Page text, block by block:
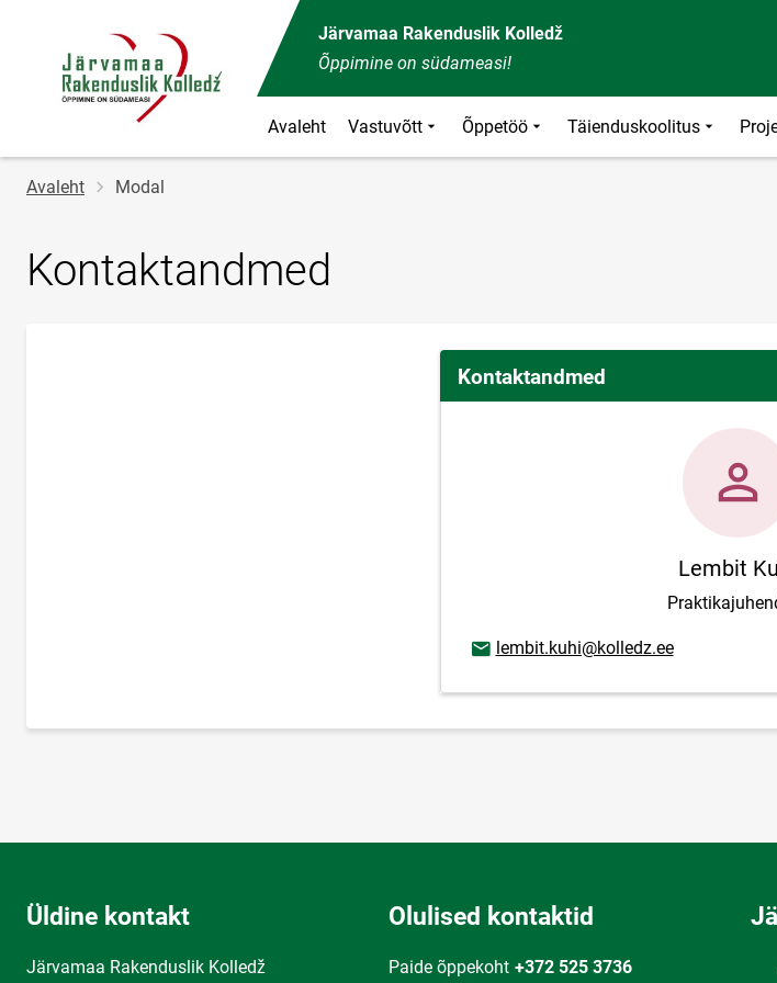
Järvamaa Rakenduslik Kolledž
Õppimine on südameasi!
Avaleht Vastuvõtt Õppetöö Täienduskoolitus
Jälglink
Avaleht Modal
Kontaktandmed
Kontaktandmed
Lembit
E-posti aadress
lembit.kuhi@kolledz.ee
Üldine kontakt
Järvamaa Rakenduslik Kolledž
Olulised kontaktid
Paide õppekoht +372 525 3736